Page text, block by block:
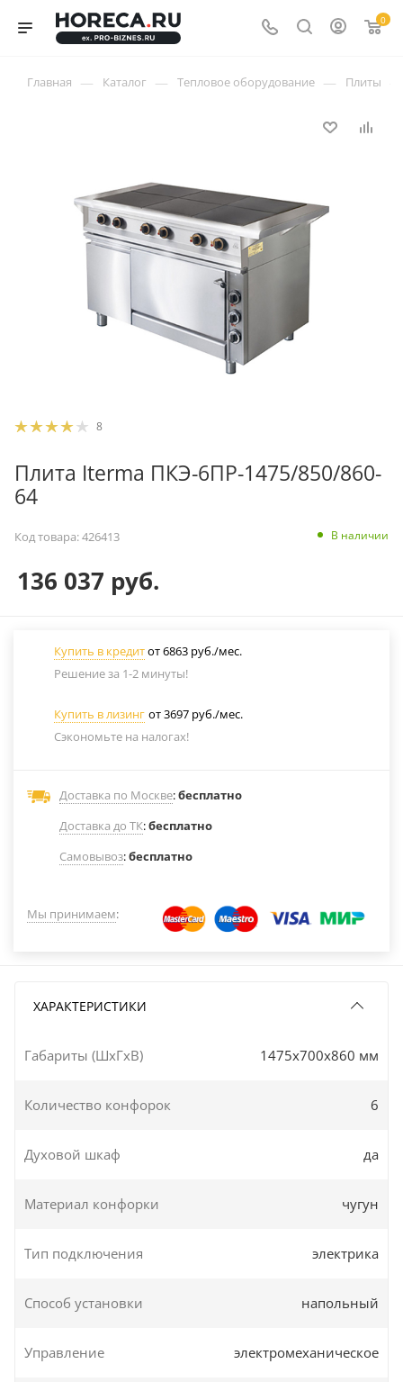
0
Главная — Каталог — Тепловое оборудование — Плиты
8
Плита Iterma ПКЭ-6ПР-1475/850/860-
64
Код товара:426413 В наличии
136 037 руб.
Купить в кредитот 6863 руб./мес.
Решение за 1-2 минуты!
Купить в лизинг от 3697 руб./мес.
Сэкономьте на налогах!
Доставка по Москве:бесплатно
Доставка до ТК:бесплатно
Самовывоз:бесплатно
Мы принимаем:
ХАРАКТЕРИСТИКИ
Габариты (ШxГxВ) 1475x700x860 мм
Количество конфорок 6
Духовой шкаф да
Материал конфорки чугун
Тип подключения электрика
Способ установки напольный
Управление электромеханическое